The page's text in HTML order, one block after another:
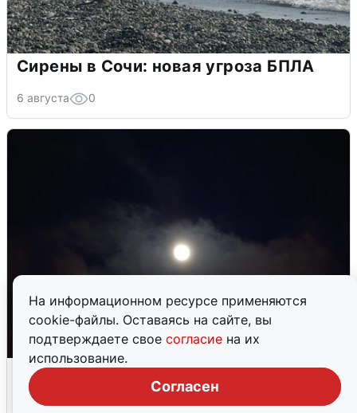
На информационном ресурсе применяются
cookie-файлы. Оставаясь на сайте, вы
подтверждаете свое согласие на их
использование.
Согласен
Сирены в Сочи: новая угроза БПЛА
6 августа 0
Взрывы в Воронеже после сигнала
тревоги